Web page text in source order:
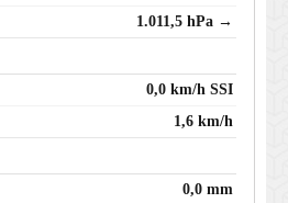
1.011,5 hPa →
0,0 km/h SSI
1,6 km/h
0,0 mm